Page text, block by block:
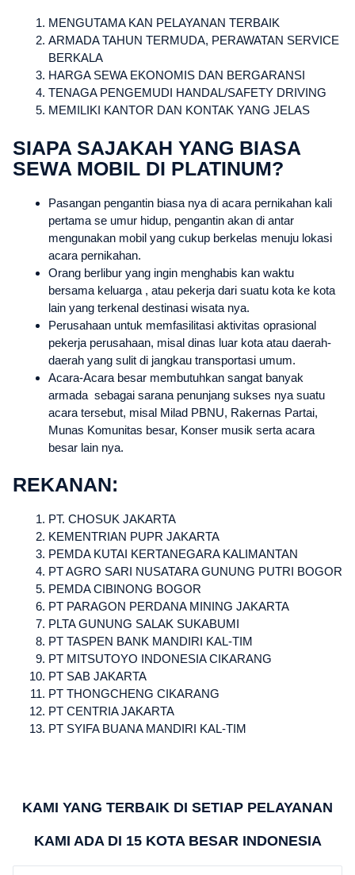
MENGUTAMA KAN PELAYANAN TERBAIK
ARMADA TAHUN TERMUDA, PERAWATAN SERVICE
BERKALA
HARGA SEWA EKONOMIS DAN BERGARANSI
TENAGA PENGEMUDI HANDAL/SAFETY DRIVING
MEMILIKI KANTOR DAN KONTAK YANG JELAS
SIAPA SAJAKAH YANG BIASA
SEWA MOBIL DI PLATINUM?
Pasangan pengantin biasa nya di acara pernikahan kali
pertama se umur hidup, pengantin akan di antar
mengunakan mobil yang cukup berkelas menuju lokasi
acara pernikahan.
Orang berlibur yang ingin menghabis kan waktu
bersama keluarga , atau pekerja dari suatu kota ke kota
lain yang terkenal destinasi wisata nya.
Perusahaan untuk memfasilitasi aktivitas oprasional
pekerja perusahaan, misal dinas luar kota atau daerah-
daerah yang sulit di jangkau transportasi umum.
Acara-Acara besar membutuhkan sangat banyak
armada sebagai sarana penunjang sukses nya suatu
acara tersebut, misal Milad PBNU, Rakernas Partai,
Munas Komunitas besar, Konser musik serta acara
besar lain nya.
REKANAN:
PT. CHOSUK JAKARTA
KEMENTRIAN PUPR JAKARTA
PEMDA KUTAI KERTANEGARA KALIMANTAN
PT AGRO SARI NUSATARA GUNUNG PUTRI BOGOR
PEMDA CIBINONG BOGOR
PT PARAGON PERDANA MINING JAKARTA
PLTA GUNUNG SALAK SUKABUMI
PT TASPEN BANK MANDIRI KAL-TIM
PT MITSUTOYO INDONESIA CIKARANG
PT SAB JAKARTA
PT THONGCHENG CIKARANG
PT CENTRIA JAKARTA
PT SYIFA BUANA MANDIRI KAL-TIM
KAMI YANG TERBAIK DI SETIAP PELAYANAN
KAMI ADA DI 15 KOTA BESAR INDONESIA